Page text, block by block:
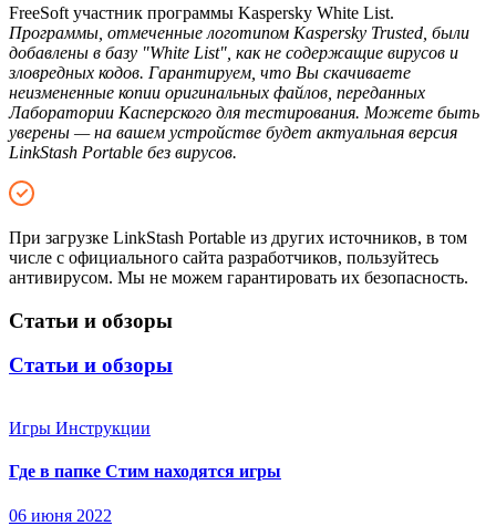
FreeSoft участник программы Kaspersky White List.
Программы, отмеченные логотипом Kaspersky Trusted, были
добавлены в базу "White List", как не содержащие вирусов и
зловредных кодов. Гарантируем, что Вы скачиваете
неизмененные копии оригинальных файлов, переданных
Лаборатории Касперского для тестирования. Можете быть
уверены — на вашем устройстве будет актуальная версия
LinkStash Portable без вирусов.
При загрузке LinkStash Portable из других источников, в том
числе с официального сайта разработчиков, пользуйтесь
антивирусом. Мы не можем гарантировать их безопасность.
Статьи и обзоры
Статьи и обзоры
Игры Инструкции
Где в папке Стим находятся игры
06 июня 2022